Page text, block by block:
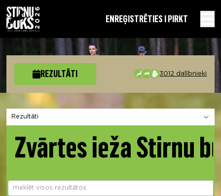
ENREĢISTRĒTIES I PIRKT
REZULTĀTI 3012 dalībnieki
Izvēlies sadaļu
Zvārtes ieža Stirnu